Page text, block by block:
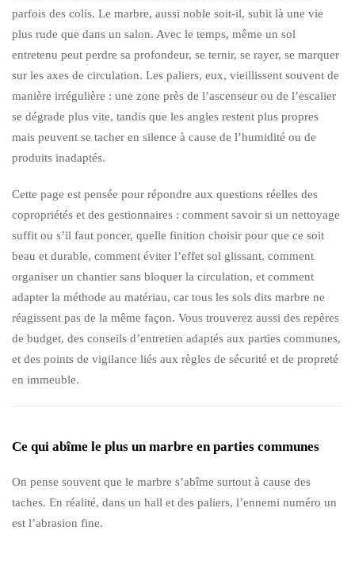
parfois des colis. Le marbre, aussi noble soit-il, subit là une vie
plus rude que dans un salon. Avec le temps, même un sol
entretenu peut perdre sa profondeur, se ternir, se rayer, se marquer
sur les axes de circulation. Les paliers, eux, vieillissent souvent de
manière irrégulière : une zone près de l’ascenseur ou de l’escalier
se dégrade plus vite, tandis que les angles restent plus propres
mais peuvent se tacher en silence à cause de l’humidité ou de
produits inadaptés.
Cette page est pensée pour répondre aux questions réelles des
copropriétés et des gestionnaires : comment savoir si un nettoyage
suffit ou s’il faut poncer, quelle finition choisir pour que ce soit
beau et durable, comment éviter l’effet sol glissant, comment
organiser un chantier sans bloquer la circulation, et comment
adapter la méthode au matériau, car tous les sols dits marbre ne
réagissent pas de la même façon. Vous trouverez aussi des repères
de budget, des conseils d’entretien adaptés aux parties communes,
et des points de vigilance liés aux règles de sécurité et de propreté
en immeuble.
Ce qui abîme le plus un marbre en parties communes
On pense souvent que le marbre s’abîme surtout à cause des
taches. En réalité, dans un hall et des paliers, l’ennemi numéro un
est l’abrasion fine.